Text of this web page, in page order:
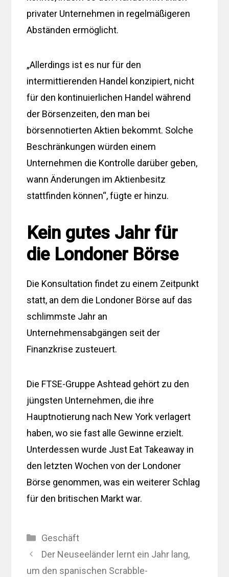
privater Unternehmen in regelmäßigeren
Abständen ermöglicht.
„Allerdings ist es nur für den
intermittierenden Handel konzipiert, nicht
für den kontinuierlichen Handel während
der Börsenzeiten, den man bei
börsennotierten Aktien bekommt. Solche
Beschränkungen würden einem
Unternehmen die Kontrolle darüber geben,
wann Änderungen im Aktienbesitz
stattfinden können“, fügte er hinzu.
Kein gutes Jahr für
die Londoner Börse
Die Konsultation findet zu einem Zeitpunkt
statt, an dem die Londoner Börse auf das
schlimmste Jahr an
Unternehmensabgängen seit der
Finanzkrise zusteuert.
Die FTSE-Gruppe Ashtead gehört zu den
jüngsten Unternehmen, die ihre
Hauptnotierung nach New York verlagert
haben, wo sie fast alle Gewinne erzielt.
Unterdessen wurde Just Eat Takeaway in
den letzten Wochen von der Londoner
Börse genommen, was ein weiterer Schlag
für den britischen Markt war.
Kategorien
Geschäft
Der Neuseeländer lernt ein Jahr lang,
um den spanischen Scrabble-